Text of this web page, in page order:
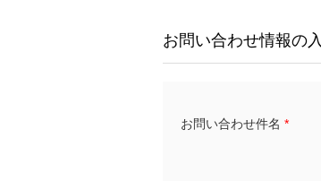
お問い合わせ情報の
お問い合わせ件名 *